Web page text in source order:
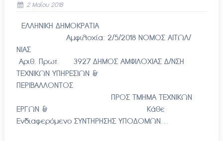
2 Μαΐου 2018
ΕΛΛΗΝΙΚΗ ΔΗΜΟΚΡΑΤΙΑ
Αμφιλοχία: 2/5/2018 ΝΟΜΟΣ ΑΙΤΩΛ/
ΝΙΑΣ
Αριθ. Πρωτ. 3927 ΔΗΜΟΣ ΑΜΦΙΛΟΧΙΑΣ Δ/ΝΣΗ
ΤΕΧΝΙΚΩΝ ΥΠΗΡΕΣΙΩΝ &
ΠΕΡΙΒΑΛΛΟΝΤΟΣ
ΠΡΟΣ ΤΜΗΜΑ ΤΕΧΝΙΚΩΝ
ΕΡΓΩΝ & Κάθε
Ενδιαφερόμενο ΣΥΝΤΗΡΗΣΗΣ ΥΠΟΔΟΜΩΝ…